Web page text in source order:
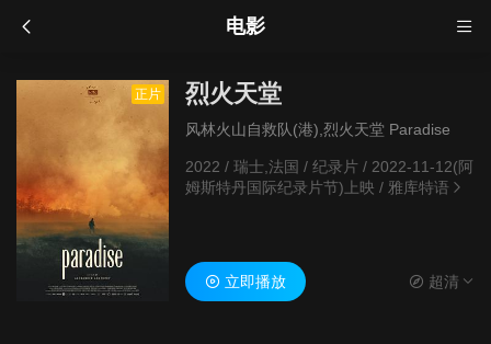
电影
正片 烈火天堂
风林火山自救队(港),烈火天堂 Paradise
2022 / 瑞士,法国 / 纪录片/ 2022-11-12(阿
姆斯特丹国际纪录片节)上映 / 雅库特语
立即播放 超清